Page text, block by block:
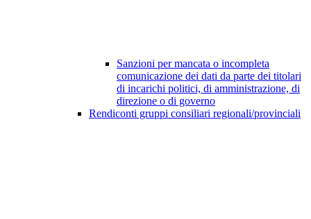
Sanzioni per mancata o incompleta
comunicazione dei dati da parte dei titolari
di incarichi politici, di amministrazione, di
direzione o di governo
Rendiconti gruppi consiliari regionali/provinciali